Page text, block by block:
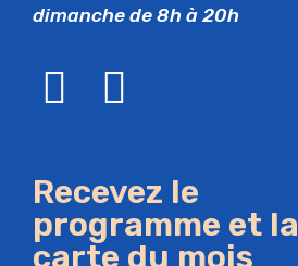
dimanche de 8h à 20h
Recevez le
programme et la
carte du mois